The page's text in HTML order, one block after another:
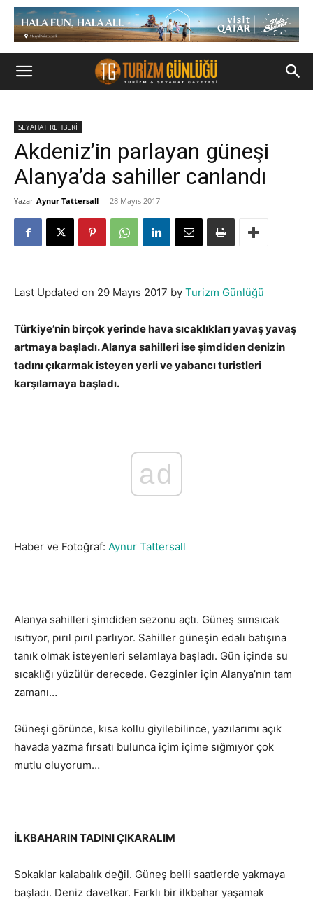
SEYAHAT REHBERİ
Akdeniz’in parlayan güneşi
Alanya’da sahiller canlandı
Yazar Aynur Tattersall - 28 Mayıs 2017
Last Updated on 29 Mayıs 2017 by Turizm Günlüğü
Türkiye’nin birçok yerinde hava sıcaklıkları yavaş yavaş
artmaya başladı. Alanya sahilleri ise şimdiden denizin
tadını çıkarmak isteyen yerli ve yabancı turistleri
karşılamaya başladı.
ad
Haber ve Fotoğraf: Aynur Tattersall
Alanya sahilleri şimdiden sezonu açtı. Güneş sımsıcak
ısıtıyor, pırıl pırıl parlıyor. Sahiller güneşin edalı batışına
tanık olmak isteyenleri selamlaya başladı. Gün içinde su
sıcaklığı yüzülür derecede. Gezginler için Alanya’nın tam
zamanı…
Güneşi görünce, kısa kollu giyilebilince, yazılarımı açık
havada yazma fırsatı bulunca içim içime sığmıyor çok
mutlu oluyorum…
İLKBAHARIN TADINI ÇIKARALIM
Sokaklar kalabalık değil. Güneş belli saatlerde yakmaya
başladı. Deniz davetkar. Farklı bir ilkbahar yaşamak